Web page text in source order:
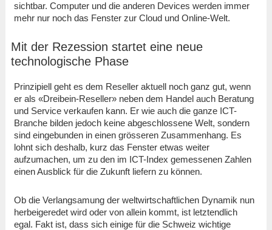
sichtbar. Computer und die anderen Devices werden immer
mehr nur noch das Fenster zur Cloud und Online-Welt.
Mit der Rezession startet eine neue
technologische Phase
Prinzipiell geht es dem Reseller aktuell noch ganz gut, wenn
er als «Dreibein-Reseller» neben dem Handel auch Beratung
und Service verkaufen kann. Er wie auch die ganze ICT-
Branche bilden jedoch keine abgeschlossene Welt, sondern
sind eingebunden in einen grösseren Zusammenhang. Es
lohnt sich deshalb, kurz das Fenster etwas weiter
aufzumachen, um zu den im ICT-Index gemessenen Zahlen
einen Ausblick für die Zukunft liefern zu können.
Ob die Verlangsamung der weltwirtschaftlichen Dynamik nun
herbeigeredet wird oder von allein kommt, ist letztendlich
egal. Fakt ist, dass sich einige für die Schweiz wichtige